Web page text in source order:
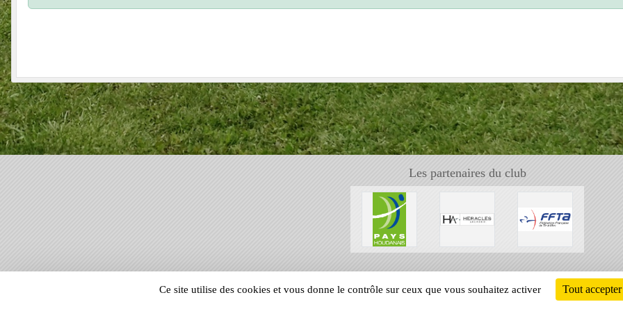
Les partenaires du club
REGIONSCe site utilise des cookies et vous donne le contrôle sur ceux que vous souhaitez activer Tout accepter